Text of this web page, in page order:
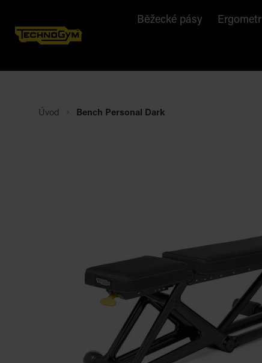
Běžecké pásy Ergometr
Úvod Bench Personal Dark